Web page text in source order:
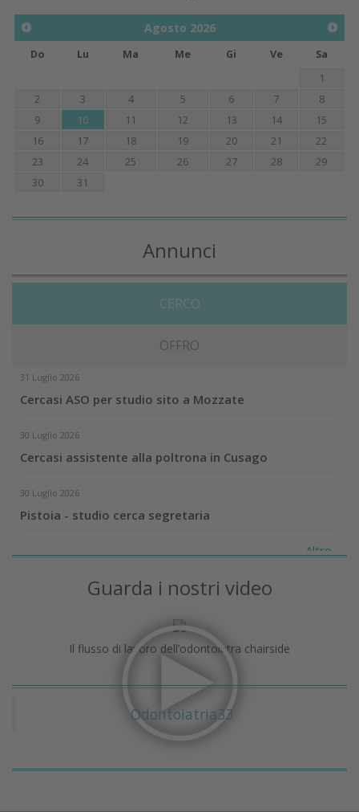
Agosto 2026
Do Lu Ma Me Gi Ve
Sa
1
2
3 4 5 6 7
8
9
10 11 12 13 14
15
16
17 18 19 20 21
22
23
24 25 26 27 28
29
30
31
Annunci
CERCO
OFFRO
31 Luglio 2026
Cercasi ASO per studio sito a Mozzate
30 Luglio 2026
Cercasi assistente alla poltrona in Cusago
30 Luglio 2026
Pistoia - studio cerca segretaria
Altro...
Guarda i nostri video
Il flusso di lavoro dell’odontoiatra chairside
Odontoiatria33